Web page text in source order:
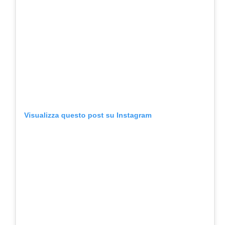
Visualizza questo post su Instagram